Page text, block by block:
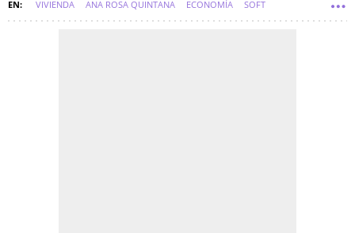
VIVIENDA ANA ROSA QUINTANA ECONOMÍA SOFT